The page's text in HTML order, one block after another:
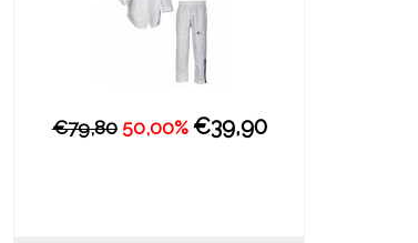
€79,80 50,00% €39,90